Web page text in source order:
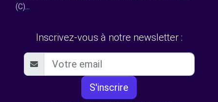
(C)...
Inscrivez-vous à notre newsletter :
S'inscrire